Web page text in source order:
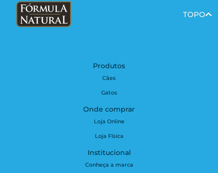
TOPO
Produtos
Cães
Gatos
Onde comprar
Loja Online
Loja Física
Institucional
Conheça a marca